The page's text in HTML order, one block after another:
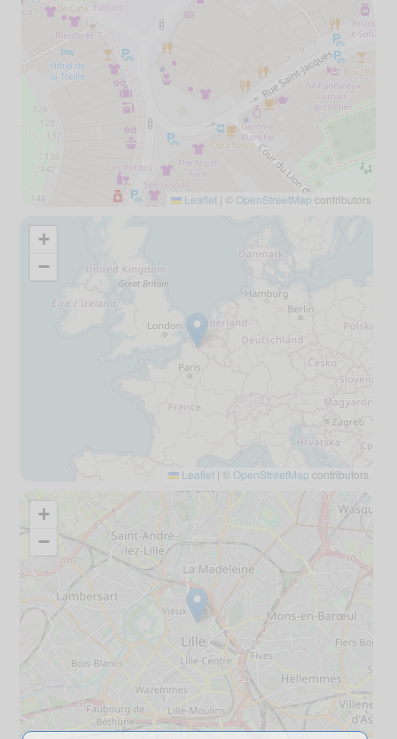
Leaflet | © OpenStreetMap contributors
+
−
Leaflet | © OpenStreetMap contributors
+
−